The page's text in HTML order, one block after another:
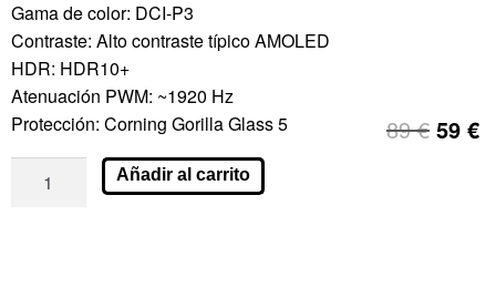
Gama de color: DCI-P3
Contraste: Alto contraste típico AMOLED
HDR: HDR10+
Atenuación PWM: ~1920 Hz
Protección: Corning Gorilla Glass 5
89€ 59 €
Añadir al carrito